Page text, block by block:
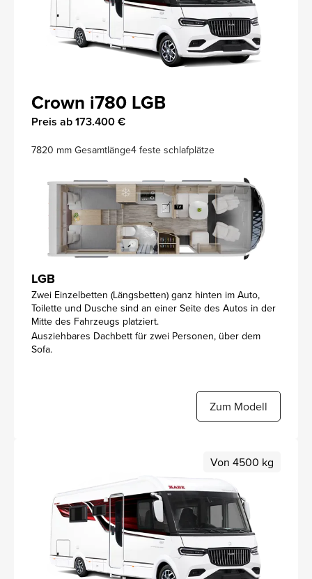
Crown i780 LGB
Preis ab 173.400 €
7820 mm Gesamtlänge4 feste schlafplätze
LGB
Zwei Einzelbetten (Längsbetten) ganz hinten im Auto,
Toilette und Dusche sind an einer Seite des Autos in der
Mitte des Fahrzeugs platziert.
Ausziehbares Dachbett für zwei Personen, über dem
Sofa.
Zum Modell
Von 4500 kg